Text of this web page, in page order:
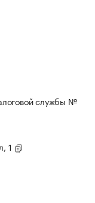
службы №
1